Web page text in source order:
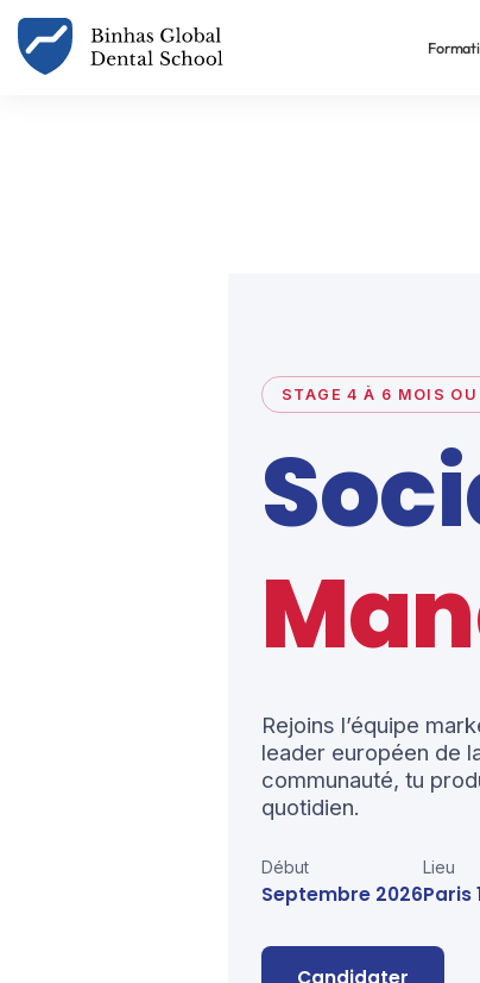
STAGE 4 À 6 MOIS OU
Rejoins l’équipe
leader européen de
communauté, tu
quotidien.
Début
Septembre 2026
Lieu
Paris
Candidater